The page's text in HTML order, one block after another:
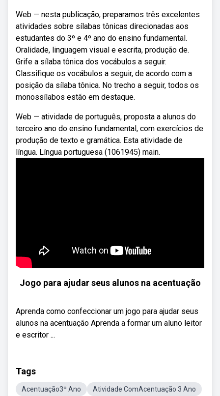
Web — nesta publicação, preparamos três excelentes
atividades sobre sílabas tônicas direcionadas aos
estudantes do 3º e 4º ano do ensino fundamental.
Oralidade, linguagem visual e escrita, produção de.
Grife a sílaba tônica dos vocábulos a seguir.
Classifique os vocábulos a seguir, de acordo com a
posição da sílaba tônica. No trecho a seguir, todos os
monossílabos estão em destaque.
Web — atividade de português, proposta a alunos do
terceiro ano do ensino fundamental, com exercícios de
produção de texto e gramática. Esta atividade de
língua. Língua portuguesa (1061945) main.
Jogo para ajudar seus alunos na acentuação
Aprenda como confeccionar um jogo para ajudar seus
alunos na acentuação Aprenda a formar um aluno leitor
e escritor ...
Tags
Acentuação3º Ano Atividade ComAcentuação 3 Ano